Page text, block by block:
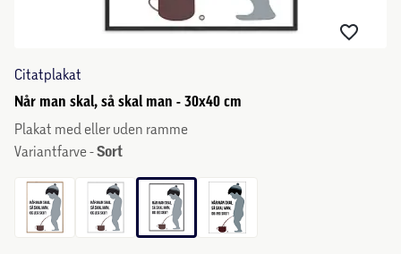
Citatplakat
Når man skal, så skal man - 30x40 cm
Plakat med eller uden ramme
Variantfarve -Sort